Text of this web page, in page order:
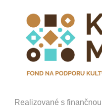
Realizované s